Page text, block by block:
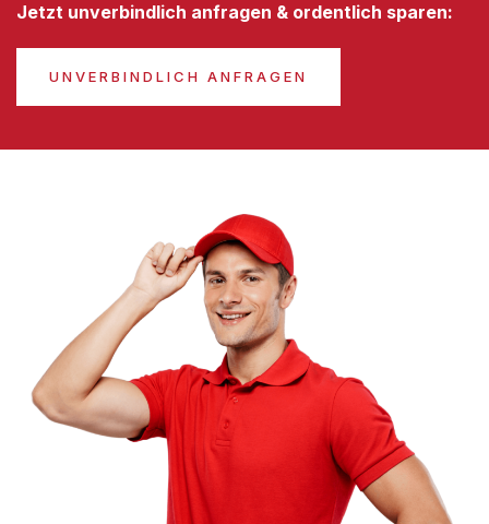
Jetzt unverbindlich anfragen & ordentlich sparen:
UNVERBINDLICH ANFRAGEN